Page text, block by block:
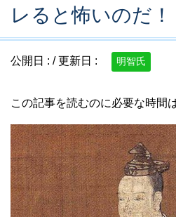
レると怖いのだ！
公開日 : / 更新日 : 明智氏
この記事を読むのに必要な時間